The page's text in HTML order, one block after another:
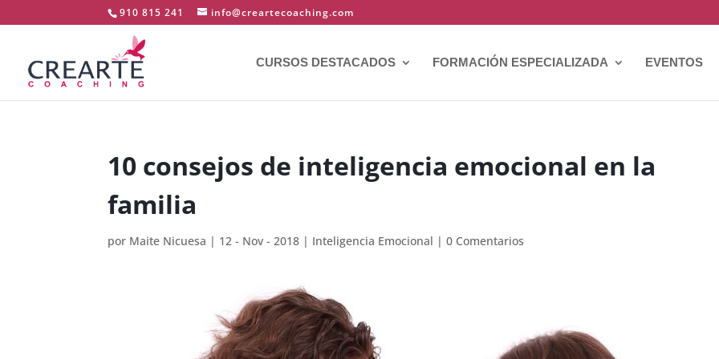
910 815 241 info@creartecoaching.com
CURSOS DESTACADOS FORMACIÓN ESPECIALIZADA EVENTOS
10 consejos de inteligencia emocional en la
familia
por Maite Nicuesa | 12 - Nov - 2018 | Inteligencia Emocional |0 Comentarios